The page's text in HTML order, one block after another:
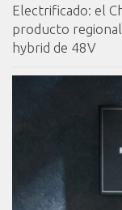
Electrificado: el
producto
hybrid de 48V